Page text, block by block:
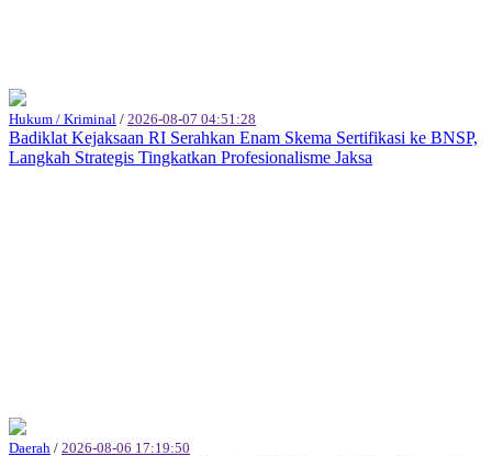
Hukum / Kriminal / 2026-08-07 04:51:28
Badiklat Kejaksaan RI Serahkan Enam Skema Sertifikasi ke BNSP,
Langkah Strategis Tingkatkan Profesionalisme Jaksa
Daerah / 2026-08-06 17:19:50